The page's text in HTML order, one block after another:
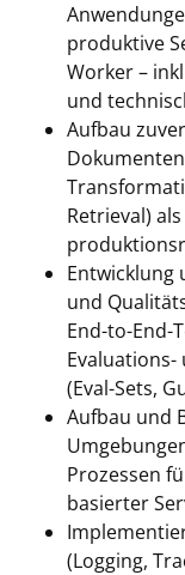
produktive
Worker –
und
Aufbau
Retrieval)
Entwicklung
und
End-to-End-
Evaluations-
(Eval-Sets,
Aufbau und
Prozessen
basierter
(Logging,